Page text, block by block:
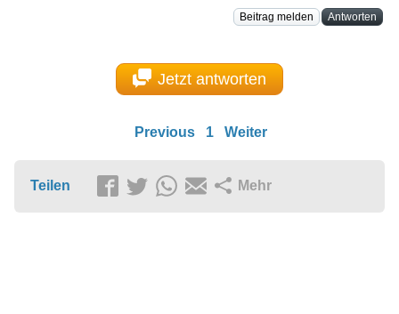
Beitrag melden Antworten
Jetzt antworten
Previous 1 Weiter
Teilen Mehr